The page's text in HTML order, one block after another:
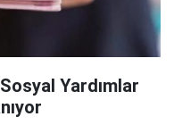
Yardımlar